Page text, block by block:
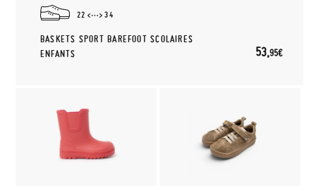
22 34
BASKETS SPORT BAREFOOT SCOLAIRES
ENFANTS
53,95€